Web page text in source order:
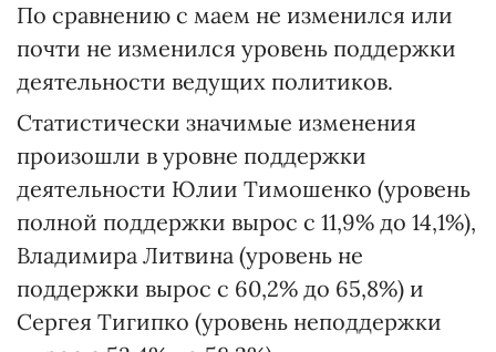
По сравнению с маем не изменился или
почти не изменился уровень поддержки
деятельности ведущих политиков.
Статистически значимые изменения
произошли в уровне поддержки
деятельности Юлии Тимошенко (уровень
полной поддержки вырос с 11,9% до 14,1%),
Владимира Литвина (уровень не
поддержки вырос с 60,2% до 65,8%) и
Сергея Тигипко (уровень неподдержки